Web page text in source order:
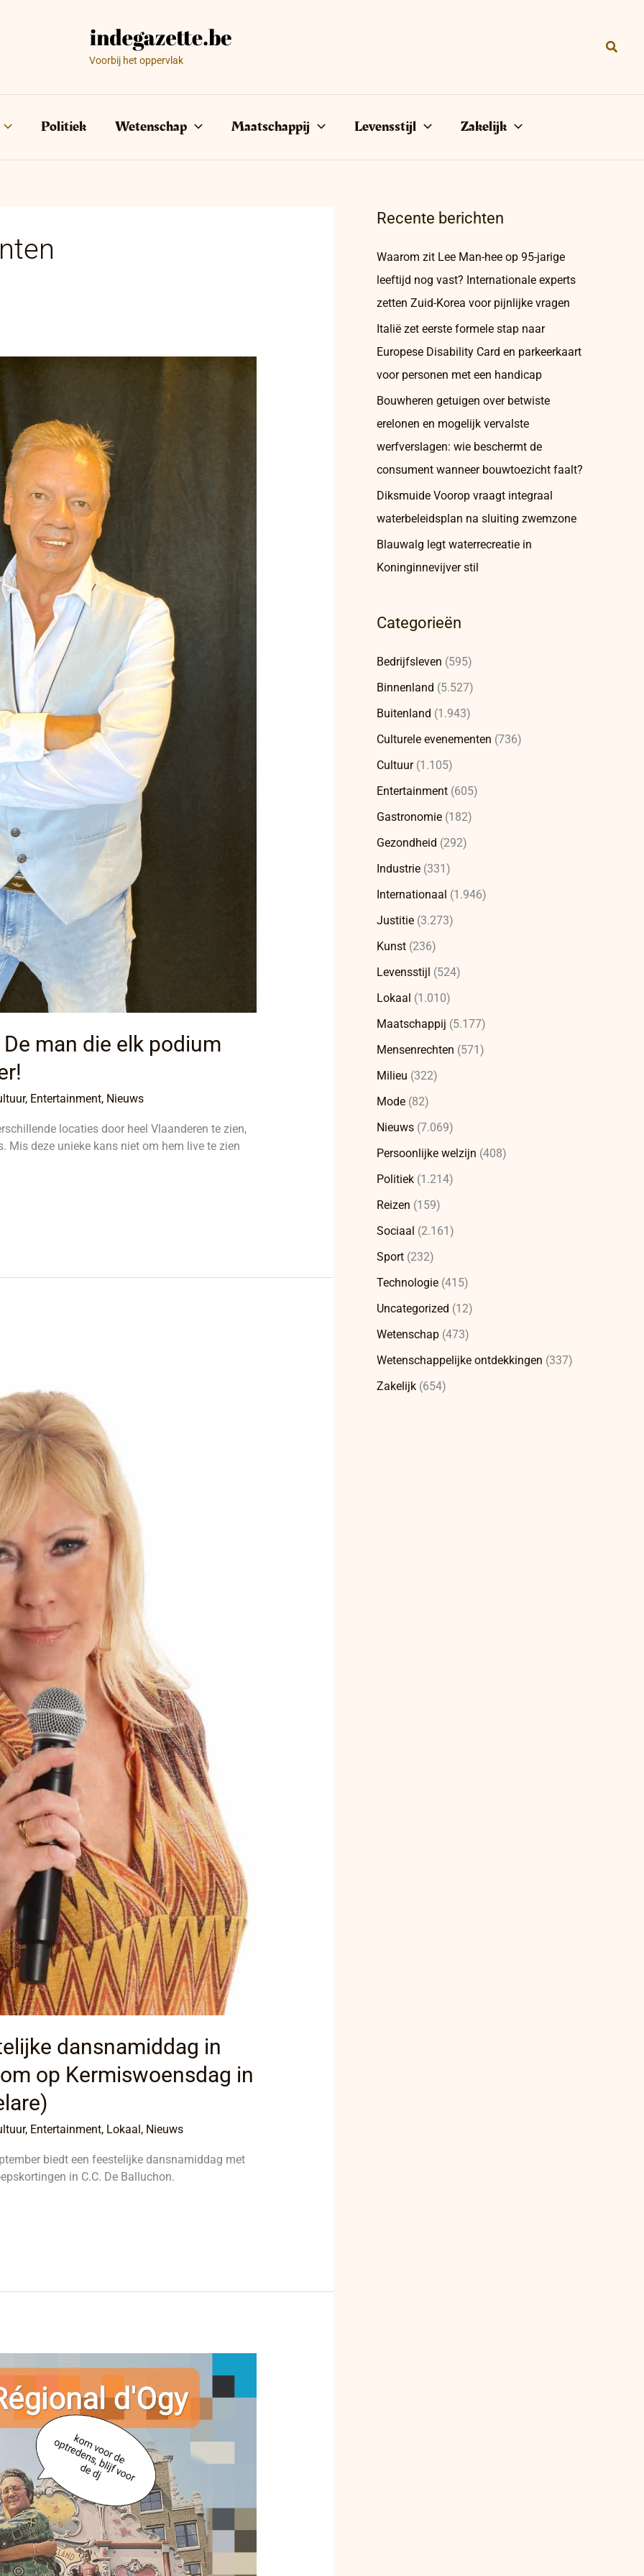
Voorbij het oppervlak
Politiek Wetenschap Maatschappij Levensstijl Zakelijk
man die elk podium
, Entertainment, Nieuws
locaties door heel Vlaanderen te zien,
Mis deze unieke kans niet om hem live te zien
dansnamiddag in
op Kermiswoensdag in
, Entertainment, Lokaal , Nieuws
biedt een feestelijke dansnamiddag met
in C.C. De Balluchon.
Recente berichten
Waarom zit Lee Man-hee op 95-jarige
leeftijd nog vast? Internationale experts
zetten Zuid-Korea voor pijnlijke vragen
Italië zet eerste formele stap naar
Europese Disability Card en parkeerkaart
voor personen met een handicap
Bouwheren getuigen over betwiste
erelonen en mogelijk vervalste
werfverslagen: wie beschermt de
consument wanneer bouwtoezicht faalt?
Diksmuide Voorop vraagt integraal
waterbeleidsplan na sluiting zwemzone
Blauwalg legt waterrecreatie in
Koninginnevijver stil
Categorieën
Bedrijfsleven (595)
Binnenland (5.527)
Buitenland (1.943)
Culturele evenementen (736)
Cultuur(1.105)
Entertainment (605)
Gastronomie (182)
Gezondheid (292)
Industrie (331)
Internationaal (1.946)
Justitie (3.273)
Kunst (236)
Levensstijl (524)
Lokaal (1.010)
Maatschappij (5.177)
Mensenrechten (571)
Milieu (322)
Mode (82)
Nieuws (7.069)
Persoonlijke welzijn (408)
Politiek (1.214)
Reizen (159)
Sociaal (2.161)
Sport (232)
Technologie (415)
Uncategorized (12)
Wetenschap (473)
Wetenschappelijke ontdekkingen (337)
Zakelijk (654)